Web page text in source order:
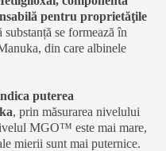
pentru proprietăţile
substanță se formează în
din care albinele
puterea
, prin măsurarea nivelului
MGO™ este mai mare,
mierii sunt mai puternice.